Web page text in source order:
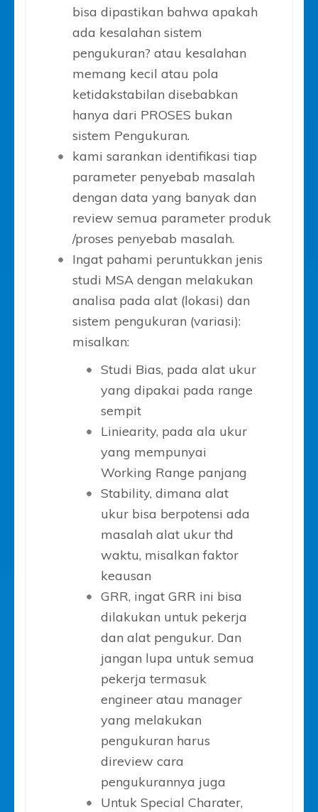
bisa dipastikan bahwa apakah
ada kesalahan sistem
pengukuran? atau kesalahan
memang kecil atau pola
ketidakstabilan disebabkan
hanya dari PROSES bukan
sistem Pengukuran.
kami sarankan identifikasi tiap
parameter penyebab masalah
dengan data yang banyak dan
review semua parameter produk
/proses penyebab masalah.
Ingat pahami peruntukkan jenis
studi MSA dengan melakukan
analisa pada alat (lokasi) dan
sistem pengukuran (variasi):
misalkan:
Studi Bias, pada alat ukur
yang dipakai pada range
sempit
Liniearity, pada ala ukur
yang mempunyai
Working Range panjang
Stability, dimana alat
ukur bisa berpotensi ada
masalah alat ukur thd
waktu, misalkan faktor
keausan
GRR, ingat GRR ini bisa
dilakukan untuk pekerja
dan alat pengukur. Dan
jangan lupa untuk semua
pekerja termasuk
engineer atau manager
yang melakukan
pengukuran harus
direview cara
pengukurannya juga
Untuk Special Charater,